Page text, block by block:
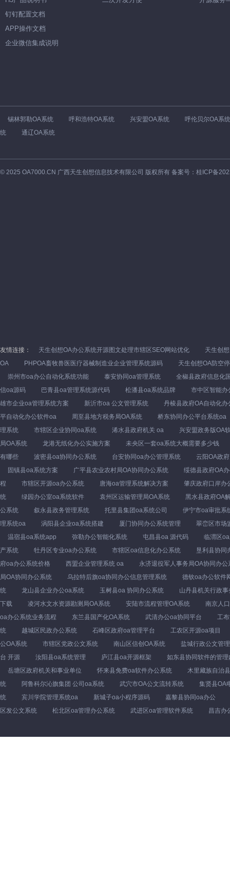
钉钉配置文档
APP操作文档
企业微信集成说明
锡林郭勒OA系统 呼和浩特OA系统 兴安盟OA系统
呼伦贝尔OA系统
统
通辽OA系统
© 2025 OA7000.CN 广西天生创想信息技术有限公司 版权所有 备案号： 桂ICP备
友情连接： 天生创想OA办公系统开源图文处理市辖区SEO网站优化
天生创
OA
PHPOA畜牧兽医医疗器械制造业企业管理系统源码
天生创想OA防空
崇州市oa办公自动化系统功能
泰安协同oa管理系统
全椒县政府信息化
信oa源码
巴青县oa管理系统源代码 松潘县oa系统品牌
市中区智能办
雄市企业oa管理系统方案
新沂市oa 公文管理系统
丹棱县政府OA自动化办
平自动化办公软件oa
周至县地方税务局OA系统
桥东协同办公平台系统oa
理系统
市辖区企业协同oa系统 浠水县政府机关 oa
兴安盟政务版OA
局OA系统
龙港无纸化办公实施方案
未央区一套oa系统大概需要多少钱
有哪些
波密县oa协同办公系统 台安协同oa办公管理系统
云阳OA政
固镇县oa系统方案
广平县农业农村局OA协同办公系统
绥德县政府OA
程
市辖区开源oa办公系统 唐海oa管理系统解决方案
肇庆政府口岸办
统
绿园办公室oa系统软件 袁州区运输管理局OA系统
黑水县政府OA
公系统
叙永县政务管理系统 托里县集团oa系统公司
伊宁市oa审批系
理系统oa
涡阳县企业oa系统搭建 厦门协同办公系统管理
翠峦区市场
温宿县oa系统app
弥勒办公智能化系统 屯昌县oa 源代码
临渭区
产系统
牡丹区专业oa办公系统 市辖区oa信息化办公系统
垦利县协同
府oa办公系统价格
西盟企业管理系统 oa
永济退役军人事务局OA协同办公
局OA协同办公系统
乌拉特后旗oa协同办公信息管理系统
德钦oa办公软件
统
龙山县企业办公oa系统 玉树县oa 协同办公系统
山丹县机关行政
下载
凌河水文水资源勘测局OA系统 安陆市流程管理OA系统
南京人
oa办公系统业务流程
东兰县国产化OA系统 武清办公oa协同平台
工
统
越城区民政办公系统 石峰区政府oa管理平台
工农区开源oa项目
公OA系统
市辖区党政公文系统 南山区信创OA系统
盐城行政公文管
台 开源
汝阳县oa系统管理 庐江县oa开源框架
如东县协同软件的管理
岳塘区政府机关和事业单位
怀来县免费oa软件办公系统
木里藏族自治
统
阿鲁科尔沁旗集团 公司oa系统 武穴市OA公文流转系统
集贤县OA
统
宾川学院管理系统oa 新城子oa小程序源码
嘉黎县协同oa办公
区发公文系统
松北区oa管理办公系统 武进区oa管理软件系统 昌吉办